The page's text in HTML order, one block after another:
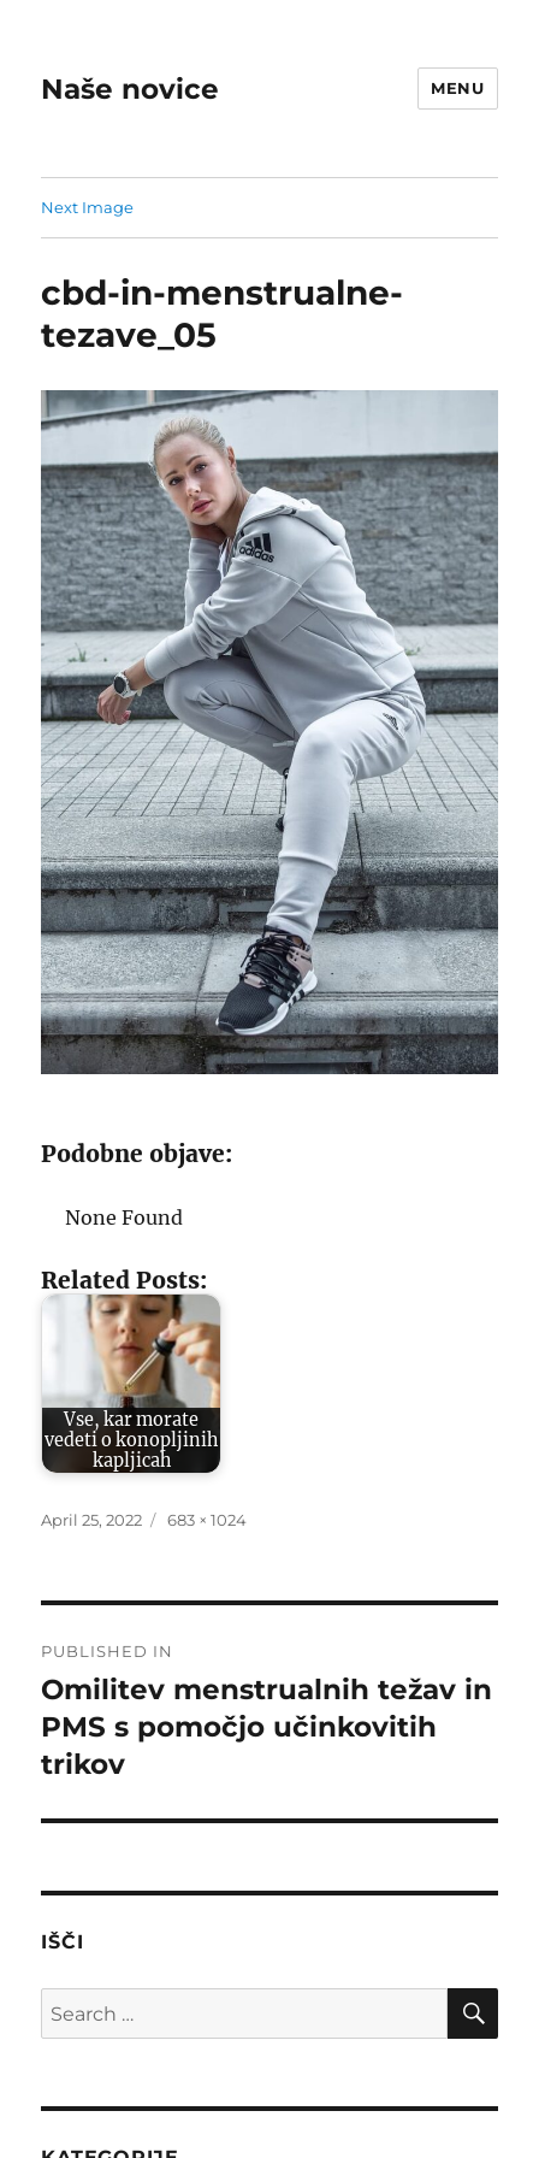
Naše novice MENU
Next Image
cbd-in-menstrualne-
tezave_05
Podobne objave:
None Found
Related Posts:
Vse, kar morate
vedeti o konopljinih
kapljicah
Posted
April 25, 2022
Full
683 × 1024
navigation
PUBLISHED IN
Omilitev menstrualnih težav in
PMS s pomočjo učinkovitih
trikov
IŠČI
Search
for: